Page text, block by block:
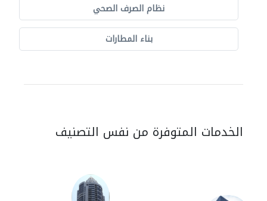
نظام الصرف الصحي
بناء المطارات
الخدمات المتوفرة من نفس التصنيف